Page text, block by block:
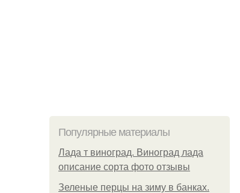
Популярные материалы
Лада т виноград. Виноград лада
описание сорта фото отзывы
Зеленые перцы на зиму в банках.